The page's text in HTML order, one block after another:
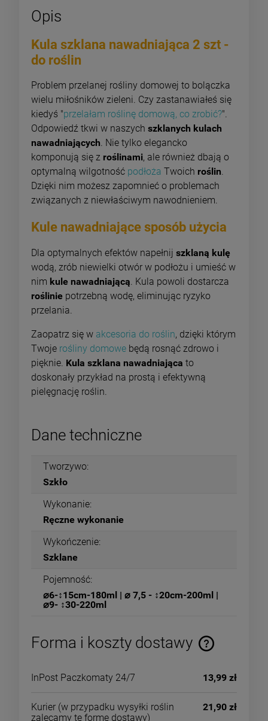
Opis
Kula szklana nawadniająca 2 szt -
do roślin
Problem przelanej rośliny domowej to bolączka
wielu miłośników zieleni. Czy zastanawiałeś się
kiedyś "przelałam roślinę domową, co zrobić?".
Odpowiedź tkwi w naszych szklanych kulach
nawadniających. Nie tylko elegancko
komponują się z roślinami, ale również dbają o
optymalną wilgotność podłoża Twoich roślin.
Dzięki nim możesz zapomnieć o problemach
związanych z niewłaściwym nawodnieniem.
Kule nawadniające sposób użycia
Dla optymalnych efektów napełnij szklaną kulę
wodą, zrób niewielki otwór w podłożu i umieść w
nim kule nawadniającą . Kula powoli dostarcza
roślinie potrzebną wodę, eliminując ryzyko
przelania.
Zaopatrz się w akcesoria do roślin, dzięki którym
Twoje rośliny domowe będą rosnąć zdrowo i
pięknie. Kula szklana nawadniająca to
doskonały przykład na prostą i efektywną
pielęgnację roślin.
Dane techniczne
Tworzywo:
Szkło
Wykonanie:
Ręczne wykonanie
Wykończenie:
Szklane
Pojemność:
⌀6-↕15cm-180ml | ⌀ 7,5 - ↕20cm-200ml |
⌀9- ↕30-220ml
Forma i koszty dostawy
InPost Paczkomaty 24/7 13,99 zł
Kurier (w przypadku wysyłki roślin
zalecamy tę formę dostawy)
21,90 zł